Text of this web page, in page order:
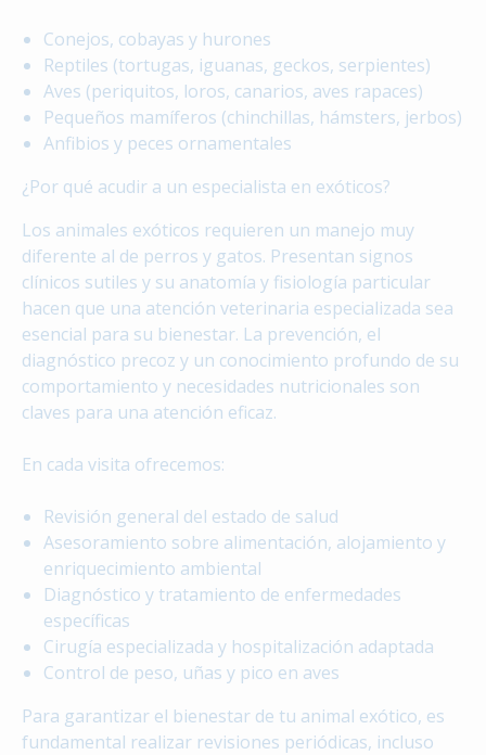
Conejos, cobayas y hurones
Reptiles (tortugas, iguanas, geckos, serpientes)
Aves (periquitos, loros, canarios, aves rapaces)
Pequeños mamíferos (chinchillas, hámsters, jerbos)
Anfibios y peces ornamentales
¿Por qué acudir a un especialista en exóticos?
Los animales exóticos requieren un manejo muy
diferente al de perros y gatos. Presentan signos
clínicos sutiles y su anatomía y fisiología particular
hacen que una atención veterinaria especializada sea
esencial para su bienestar. La prevención, el
diagnóstico precoz y un conocimiento profundo de su
comportamiento y necesidades nutricionales son
claves para una atención eficaz.
En cada visita ofrecemos:
Revisión general del estado de salud
Asesoramiento sobre alimentación, alojamiento y
enriquecimiento ambiental
Diagnóstico y tratamiento de enfermedades
específicas
Cirugía especializada y hospitalización adaptada
Control de peso, uñas y pico en aves
Para garantizar el bienestar de tu animal exótico, es
fundamental realizar revisiones periódicas, incluso